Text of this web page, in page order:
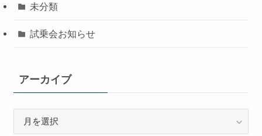
未分類
試乗会お知らせ
アーカイブ